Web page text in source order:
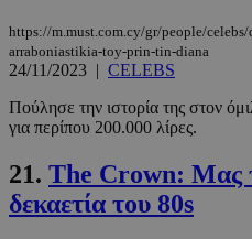
https://m.must.com.cy/gr/people/
arraboniastikia-toy-prin-tin-diana
24/11/2023 | CELEBS
Πούλησε την ιστορία της στον
για περίπου 200.000 λίρες.
21. The Crown: Μας
δεκαετία του 80s
__cf_bm